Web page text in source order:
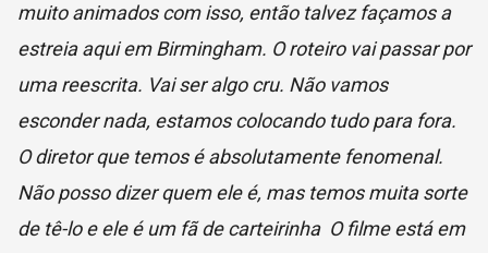
muito animados com isso, então talvez façamos a
estreia aqui em Birmingham. O roteiro vai passar por
uma reescrita. Vai ser algo cru. Não vamos
esconder nada, estamos colocando tudo para fora.
O diretor que temos é absolutamente fenomenal.
Não posso dizer quem ele é, mas temos muita sorte
de tê-lo e ele é um fã de carteirinha O filme está em